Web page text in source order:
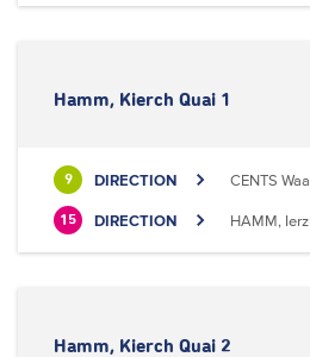
Hamm, Kierch Quai 1
9 DIRECTION CENTS
15 DIRECTION HAMM,
Hamm, Kierch Quai 2